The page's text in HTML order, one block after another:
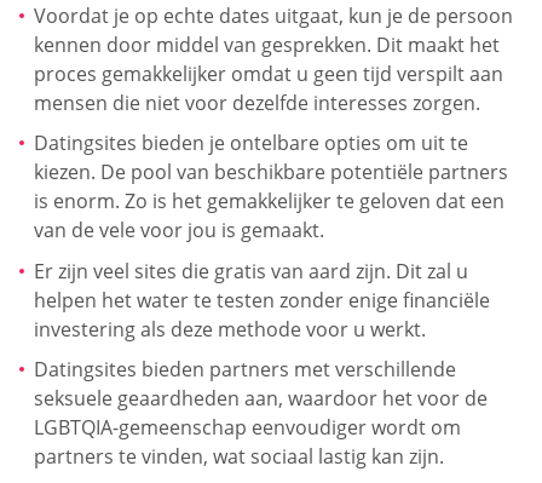
Voordat je op echte dates uitgaat, kun je de persoon
kennen door middel van gesprekken. Dit maakt het
proces gemakkelijker omdat u geen tijd verspilt aan
mensen die niet voor dezelfde interesses zorgen.
Datingsites bieden je ontelbare opties om uit te
kiezen. De pool van beschikbare potentiële partners
is enorm. Zo is het gemakkelijker te geloven dat een
van de vele voor jou is gemaakt.
Er zijn veel sites die gratis van aard zijn. Dit zal u
helpen het water te testen zonder enige financiële
investering als deze methode voor u werkt.
Datingsites bieden partners met verschillende
seksuele geaardheden aan, waardoor het voor de
LGBTQIA-gemeenschap eenvoudiger wordt om
partners te vinden, wat sociaal lastig kan zijn.